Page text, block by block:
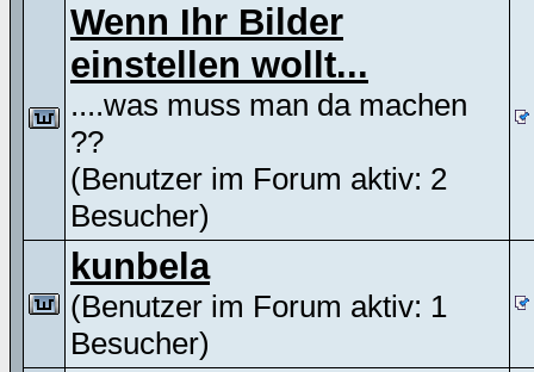
Wenn Ihr Bilder
einstellen wollt...
....was muss man da machen
??
(Benutzer im Forum aktiv: 2
Besucher)
kunbela
(Benutzer im Forum aktiv: 1
Besucher)